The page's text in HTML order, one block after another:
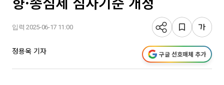
입력 2025-06-17 11:00
정용욱 기자 구글 선호매체 추가